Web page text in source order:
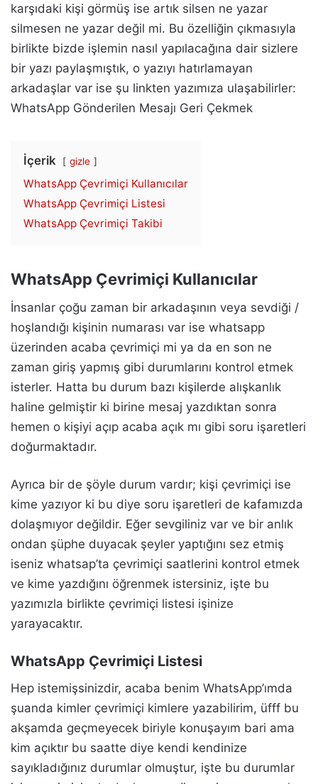
karşıdaki kişi görmüş ise artık silsen ne yazar
silmesen ne yazar değil mi. Bu özelliğin çıkmasıyla
birlikte bizde işlemin nasıl yapılacağına dair sizlere
bir yazı paylaşmıştık, o yazıyı hatırlamayan
arkadaşlar var ise şu linkten yazımıza ulaşabilirler:
WhatsApp Gönderilen Mesajı Geri Çekmek
İçerik gizle
WhatsApp Çevrimiçi Kullanıcılar
WhatsApp Çevrimiçi Listesi
WhatsApp Çevrimiçi Takibi
WhatsApp Çevrimiçi Kullanıcılar
İnsanlar çoğu zaman bir arkadaşının veya sevdiği /
hoşlandığı kişinin numarası var ise whatsapp
üzerinden acaba çevrimiçi mi ya da en son ne
zaman giriş yapmış gibi durumlarını kontrol etmek
isterler. Hatta bu durum bazı kişilerde alışkanlık
haline gelmiştir ki birine mesaj yazdıktan sonra
hemen o kişiyi açıp acaba açık mı gibi soru işaretleri
doğurmaktadır.
Ayrıca bir de şöyle durum vardır; kişi çevrimiçi ise
kime yazıyor ki bu diye soru işaretleri de kafamızda
dolaşmıyor değildir. Eğer sevgiliniz var ve bir anlık
ondan şüphe duyacak şeyler yaptığını sez etmiş
iseniz whatsap’ta çevrimiçi saatlerini kontrol etmek
ve kime yazdığını öğrenmek istersiniz, işte bu
yazımızla birlikte çevrimiçi listesi işinize
yarayacaktır.
WhatsApp Çevrimiçi Listesi
Hep istemişsinizdir, acaba benim WhatsApp’ımda
şuanda kimler çevrimiçi kimlere yazabilirim, üfff bu
akşamda geçmeyecek biriyle konuşayım bari ama
kim açıktır bu saatte diye kendi kendinize
sayıkladığınız durumlar olmuştur, işte bu durumlar